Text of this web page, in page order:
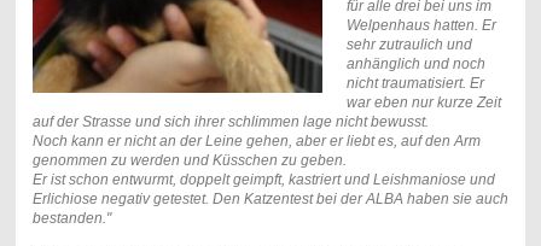
für alle drei bei uns im
Welpenhaus hatten. Er
sehr zutraulich und
anhänglich und noch
nicht traumatisiert. Er
war eben nur kurze Zeit
auf der Strasse und sich ihrer schlimmen lage nicht bewusst.
Noch kann er nicht an der Leine gehen, aber er liebt es, auf den Arm
genommen zu werden und Küsschen zu geben.
Er ist schon entwurmt, doppelt geimpft, kastriert und Leishmaniose und
Erlichiose negativ getestet. Den Katzentest bei der ALBA haben sie auch
bestanden."